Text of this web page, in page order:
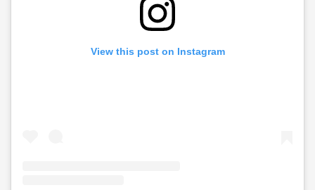
View this post on Instagram